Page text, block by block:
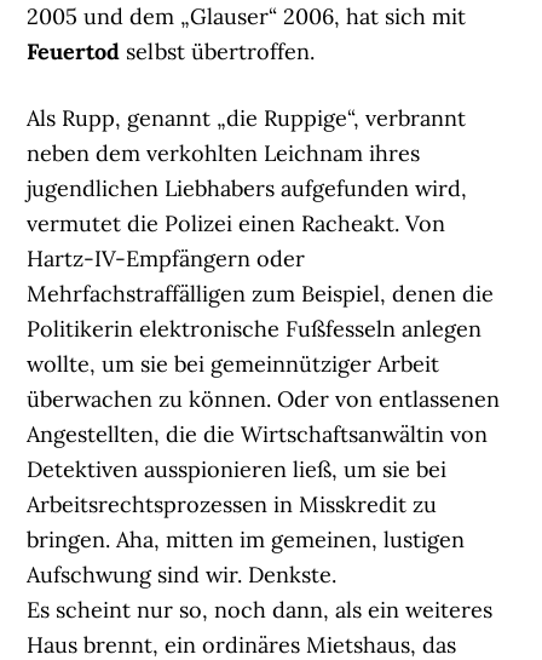
2005 und dem „Glauser“ 2006, hat sich mit
Feuertod selbst übertroffen.
Als Rupp, genannt „die Ruppige“, verbrannt
neben dem verkohlten Leichnam ihres
jugendlichen Liebhabers aufgefunden wird,
vermutet die Polizei einen Racheakt. Von
Hartz-IV-Empfängern oder
Mehrfachstraffälligen zum Beispiel, denen die
Politikerin elektronische Fußfesseln anlegen
wollte, um sie bei gemeinnütziger Arbeit
überwachen zu können. Oder von entlassenen
Angestellten, die die Wirtschaftsanwältin von
Detektiven ausspionieren ließ, um sie bei
Arbeitsrechtsprozessen in Misskredit zu
bringen. Aha, mitten im gemeinen, lustigen
Aufschwung sind wir. Denkste.
Es scheint nur so, noch dann, als ein weiteres
Haus brennt, ein ordinäres Mietshaus, das